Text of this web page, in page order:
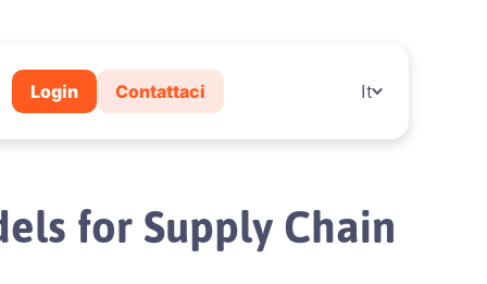
Login Contattaci It
for Supply Chain